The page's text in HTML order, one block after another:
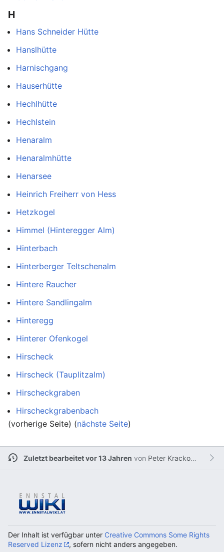
H
Hans Schneider Hütte
Hanslhütte
Harnischgang
Hauserhütte
Hechlhütte
Hechlstein
Henaralm
Henaralmhütte
Henarsee
Heinrich Freiherr von Hess
Hetzkogel
Himmel (Hinteregger Alm)
Hinterbach
Hinterberger Teltschenalm
Hintere Raucher
Hintere Sandlingalm
Hinteregg
Hinterer Ofenkogel
Hirscheck
Hirscheck (Tauplitzalm)
Hirscheckgraben
Hirscheckgrabenbach
(vorherige Seite) (nächste Seite)
Zuletzt bearbeitet vor 13 Jahren von Peter Krackowizer
Der Inhalt ist verfügbar unter Creative Commons Some Rights
Reserved Lizenz
, sofern nicht anders angegeben.